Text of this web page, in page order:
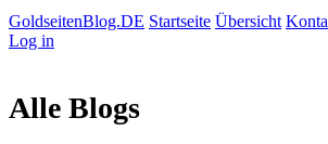
GoldseitenBlog.DE Startseite Übersicht
Log in
Alle Blogs